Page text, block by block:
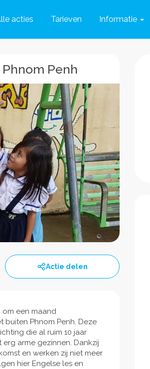
acties Tarieven Informatie
Penh
Actie delen
een maand
Phnom Penh. Deze
die al ruim 10 jaar
arme gezinnen. Dankzij
en werken zij niet meer
hier Engelse les en